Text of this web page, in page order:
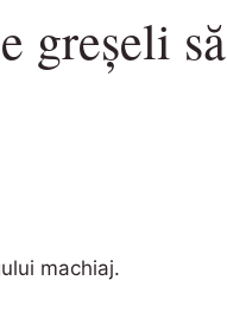
greșeli să
machiaj.